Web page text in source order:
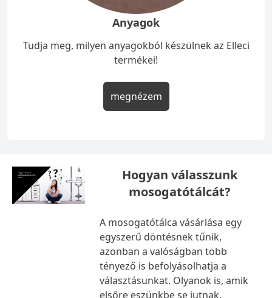
Anyagok
Tudja meg, milyen anyagokból készülnek az Elleci
termékei!
megnézem
Hogyan válasszunk
mosogatótálcát?
A mosogatótálca vásárlása egy
egyszerű döntésnek tűnik,
azonban a valóságban több
tényező is befolyásolhatja a
választásunkat. Olyanok is, amik
elsőre eszünkbe se jutnak.